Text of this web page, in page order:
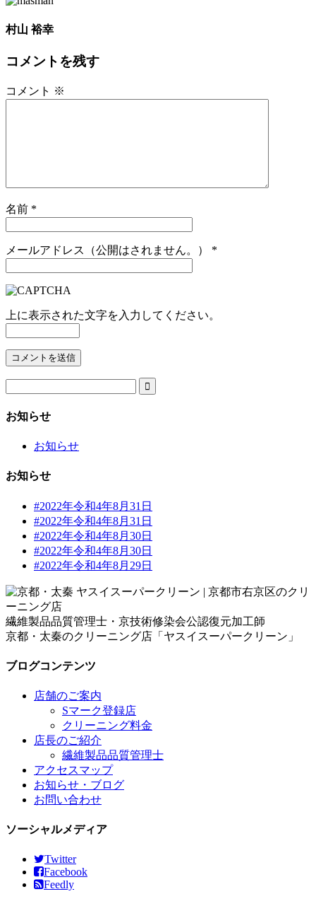
村山 裕幸
コメントを残す
コメント ※
名前 *
メールアドレス（公開はされません。） *
上に表示された文字を入力してください。

お知らせ
お知らせ
お知らせ
#2022年令和4年8月31日
#2022年令和4年8月31日
#2022年令和4年8月30日
#2022年令和4年8月30日
#2022年令和4年8月29日
繊維製品品質管理士・京技術修染会公認復元加工師
京都・太秦のクリーニング店「ヤスイスーパークリーン」
ブログコンテンツ
店舗のご案内
Sマーク登録店
クリーニング料金
店長のご紹介
繊維製品品質管理士
アクセスマップ
お知らせ・ブログ
お問い合わせ
ソーシャルメディア
Twitter
Facebook
Feedly